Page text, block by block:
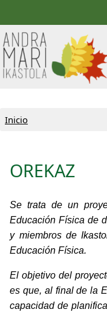
Pasar al contenido
Inicio
OREKAZ
Se trata de un
Educación Física de
y miembros de
Educación Física.
El objetivo del
es que, al final de la
capacidad de